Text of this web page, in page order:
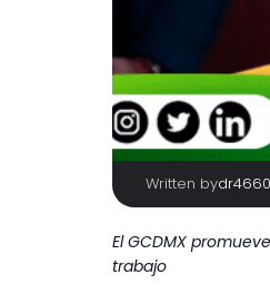
Written by
El GCDMX
trabajo